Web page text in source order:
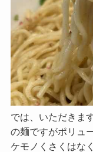
では、いただきま
の麺ですがポリュ
ケモノくさくはな